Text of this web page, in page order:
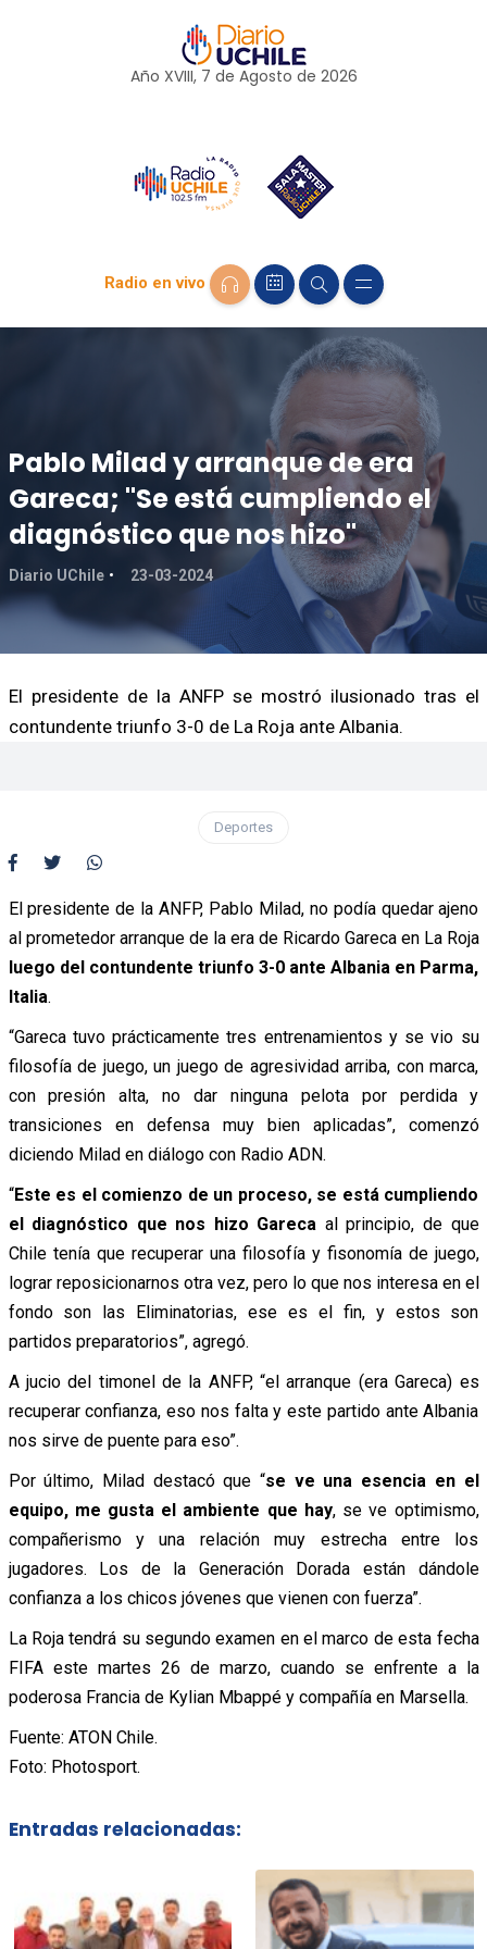
Año XVIII, 7 de Agosto de 2026
Radio en vivo
Pablo Milad y arranque de era
Gareca; "Se está cumpliendo el
diagnóstico que nos hizo"
Diario UChile 23-03-2024
El presidente de la ANFP se mostró ilusionado tras el
contundente triunfo 3-0 de La Roja ante Albania.
Deportes
El presidente de la ANFP, Pablo Milad, no podía quedar ajeno
al prometedor arranque de la era de Ricardo Gareca en La Roja
luego del contundente triunfo 3-0 ante Albania en Parma,
Italia.
“Gareca tuvo prácticamente tres entrenamientos y se vio su
filosofía de juego, un juego de agresividad arriba, con marca,
con presión alta, no dar ninguna pelota por perdida y
transiciones en defensa muy bien aplicadas”, comenzó
diciendo Milad en diálogo con Radio ADN.
“Este es el comienzo de un proceso, se está cumpliendo
el diagnóstico que nos hizo Gareca al principio, de que
Chile tenía que recuperar una filosofía y fisonomía de juego,
lograr reposicionarnos otra vez, pero lo que nos interesa en el
fondo son las Eliminatorias, ese es el fin, y estos son
partidos preparatorios”, agregó.
A jucio del timonel de la ANFP, “el arranque (era Gareca) es
recuperar confianza, eso nos falta y este partido ante Albania
nos sirve de puente para eso”.
Por último, Milad destacó que “se ve una esencia en el
equipo, me gusta el ambiente que hay, se ve optimismo,
compañerismo y una relación muy estrecha entre los
jugadores. Los de la Generación Dorada están dándole
confianza a los chicos jóvenes que vienen con fuerza”.
La Roja tendrá su segundo examen en el marco de esta fecha
FIFA este martes 26 de marzo, cuando se enfrente a la
poderosa Francia de Kylian Mbappé y compañía en Marsella.
Fuente: ATON Chile.
Foto: Photosport.
Entradas relacionadas: